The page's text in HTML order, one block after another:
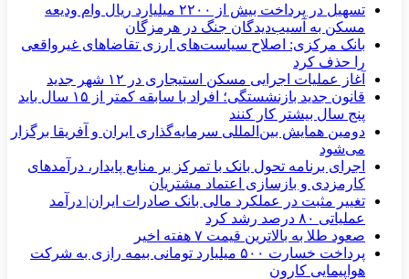
تسهیل در پرداخت بیش از ۲۲۰۰ میلیارد ریال وام ودیعه
مسکن به آسیب‌دیدگان جنگ در هرمزگان
بانک مرکزی: اصلاح سیاست‌های ارزی تقاضاهای غیرواقعی
را حذف کرد
آغاز عملیات اجرایی مسکن استیجاری در ۱۲ شهر جدید
قانون جدید بازنشستگی؛ افراد با سابقه کمتر از ۱۵ سال باید
پنج سال بیشتر کار کنند
دومین همایش بین‌المللی سرمایه‌گذاری ایران و آفریقا برگزار
می‌شود
اجرای برنامه تحول بانک با تمرکز بر منابع پایدار، درآمدهای
کارمزدی و بازسازی اعتماد مشتریان
تغییر مثبت در عملکرد مالی بانک صادرات ایران| درآمد
عملیاتی ۸۰ درصد رشد کرد
صعود طلا به بالاترین قیمت ۷ هفته اخیر
پرداخت خسارت ۵۰۰ میلیارد تومانی بیمه رازی به شرکت
هواپیمایی کارون